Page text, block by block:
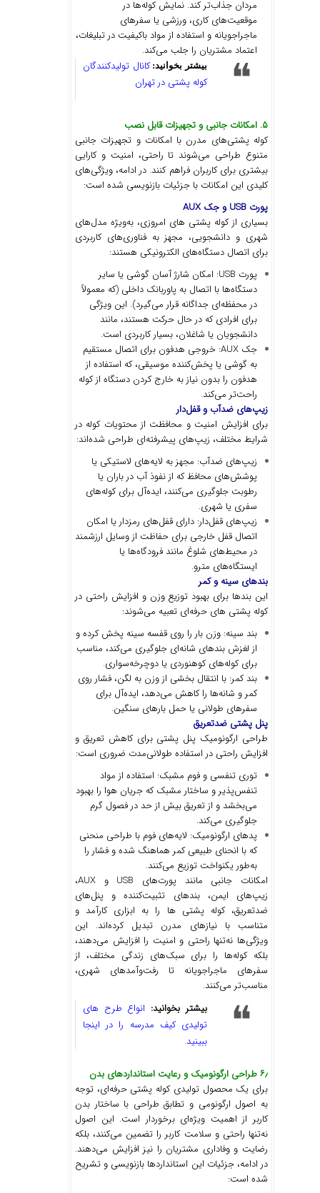
مردان جذاب‌تر کند. نمایش کوله‌ها در
موقعیت‌های کاری، ورزشی یا سفرهای
ماجراجویانه و استفاده از مواد باکیفیت در تبلیغات،
اعتماد مشتریان را جلب می‌کند.
بیشتر بخوانید:کانال تولیدکنندگان
کوله پشتی در تهران
۵. امکانات جانبی و تجهیزات قابل نصب
کوله پشتی‌های مدرن با امکانات و تجهیزات جانبی
متنوع طراحی می‌شوند تا راحتی، امنیت و کارایی
بیشتری برای کاربران فراهم کنند. در ادامه، ویژگی‌های
کلیدی این امکانات با جزئیات بازنویسی شده است:
پورت
و جکAUX
بسیاری از کوله پشتی های امروزی، به‌ویژه مدل‌های
شهری و دانشجویی، مجهز به فناوری‌های کاربردی
برای اتصال دستگاه‌های الکترونیکی هستند:
پورت USB: امکان شارژ آسان گوشی یا سایر
دستگاه‌ها با اتصال به پاوربانک داخلی (که معمولاً
در محفظه‌ای جداگانه قرار می‌گیرد). این ویژگی
برای افرادی که در حال حرکت هستند، مانند
دانشجویان یا شاغلان، بسیار کاربردی است.
جک AUX: خروجی هدفون برای اتصال مستقیم
به گوشی یا پخش‌کننده موسیقی، که استفاده از
هدفون را بدون نیاز به خارج کردن دستگاه از کوله
راحت‌تر می‌کند.
زیپهای ضدآب و قفلدار
برای افزایش امنیت و محافظت از محتویات کوله در
شرایط مختلف، زیپ‌های پیشرفته‌ای طراحی شده‌اند:
زیپ‌های ضدآب: مجهز به لایه‌های لاستیکی یا
پوشش‌های محافظ که از نفوذ آب در باران یا
رطوبت جلوگیری می‌کنند، ایده‌آل برای کوله‌های
سفری یا شهری.
زیپ‌های قفل‌دار: دارای قفل‌های رمزدار یا امکان
اتصال قفل خارجی برای حفاظت از وسایل ارزشمند
در محیط‌های شلوغ مانند فرودگاه‌ها یا
ایستگاه‌های مترو.
بندهای سینه و کمر
این بندها برای بهبود توزیع وزن و افزایش راحتی در
کوله پشتی ‌های حرفه‌ای تعبیه می‌شوند:
بند سینه: وزن بار را روی قفسه سینه پخش کرده و
از لغزش بندهای شانه‌ای جلوگیری می‌کند، مناسب
برای کوله‌های کوهنوردی یا دوچرخه‌سواری.
بند کمر: با انتقال بخشی از وزن به لگن، فشار روی
کمر و شانه‌ها را کاهش می‌دهد، ایده‌آل برای
سفرهای طولانی یا حمل بارهای سنگین.
پنل پشتی ضدتعریق
طراحی ارگونومیک پنل پشتی برای کاهش تعریق و
افزایش راحتی در استفاده طولانی‌مدت ضروری است:
توری تنفسی و فوم مشبک: استفاده از مواد
تنفس‌پذیر و ساختار مشبک که جریان هوا را بهبود
می‌بخشد و از تعریق بیش از حد در فصول گرم
جلوگیری می‌کند.
پدهای ارگونومیک: لایه‌های فوم با طراحی منحنی
که با انحنای طبیعی کمر هماهنگ شده و فشار را
به‌طور یکنواخت توزیع می‌کنند.
امکانات جانبی مانند پورت‌های USB و AUX،
زیپ‌های ایمن، بندهای تثبیت‌کننده و پنل‌های
ضدتعریق، کوله پشتی ها را به ابزاری کارآمد و
متناسب با نیازهای مدرن تبدیل کرده‌اند. این
ویژگی‌ها نه‌تنها راحتی و امنیت را افزایش می‌دهند،
بلکه کوله‌ها را برای سبک‌های زندگی مختلف، از
سفرهای ماجراجویانه تا رفت‌وآمدهای شهری،
مناسب‌تر می‌کنند.
بیشتر بخوانید: انواع طرح های
تولیدی کیف مدرسه را در اینجا
ببینید.
۶٫ طراحی ارگونومیک و رعایت استانداردهای بدن
برای یک محصول تولیدی کوله پشتی حرفه‌ای، توجه
به اصول ارگونومی و تطابق طراحی با ساختار بدن
کاربر از اهمیت ویژه‌ای برخوردار است. این اصول
نه‌تنها راحتی و سلامت کاربر را تضمین می‌کنند، بلکه
رضایت و وفاداری مشتریان را نیز افزایش می‌دهند.
در ادامه، جزئیات این استانداردها بازنویسی و تشریح
شده است: